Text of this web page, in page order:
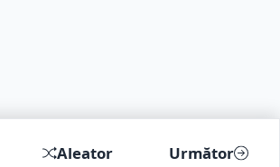
Aleator Următor